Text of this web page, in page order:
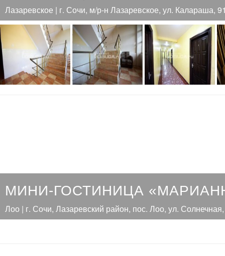
Лазаревское | г. Сочи, м/р-н Лазаревское, ул. Калараша,
МИНИ-ГОСТИНИЦА
Лоо | г. Сочи, Лазаревский район, пос. Лоо, ул.